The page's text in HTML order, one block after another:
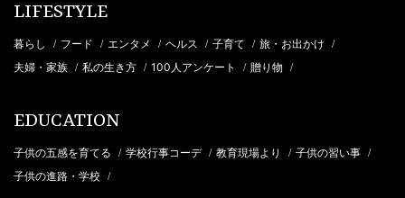
LIFESTYLE
暮らし / フード / エンタメ / ヘルス / 子育て / 旅・お出かけ /
夫婦・家族 / 私の生き方 / 100人アンケート / 贈り物 /
EDUCATION
子供の五感を育てる / 学校行事コーデ / 教育現場より / 子供の習い事 /
子供の進路・学校 /